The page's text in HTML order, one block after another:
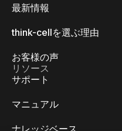
最新情報
think-cellを選ぶ理由
お客様の声
リソース
サポート
マニュアル
ナレッジベース